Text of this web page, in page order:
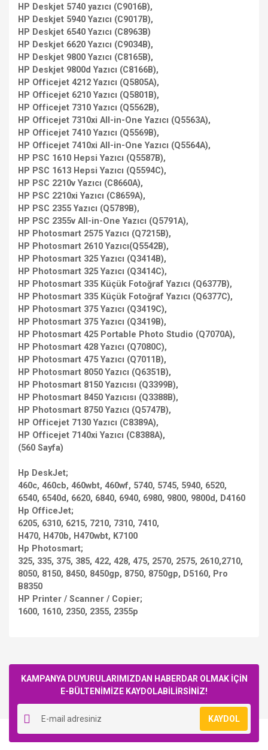
HP Deskjet 5740 yazıcı (C9016B),
HP Deskjet 5940 Yazıcı (C9017B),
HP Deskjet 6540 Yazıcı (C8963B)
HP Deskjet 6620 Yazıcı (C9034B),
HP Deskjet 9800 Yazıcı (C8165B),
HP Deskjet 9800d Yazıcı (C8166B),
HP Officejet 4212 Yazıcı (Q5805A),
HP Officejet 6210 Yazıcı (Q5801B),
HP Officejet 7310 Yazıcı (Q5562B),
HP Officejet 7310xi All-in-One Yazıcı (Q5563A),
HP Officejet 7410 Yazıcı (Q5569B),
HP Officejet 7410xi All-in-One Yazıcı (Q5564A),
HP PSC 1610 Hepsi Yazıcı (Q5587B),
HP PSC 1613 Hepsi Yazıcı (Q5594C),
HP PSC 2210v Yazıcı (C8660A),
HP PSC 2210xi Yazıcı (C8659A),
HP PSC 2355 Yazıcı (Q5789B),
HP PSC 2355v All-in-One Yazıcı (Q5791A),
HP Photosmart 2575 Yazıcı (Q7215B),
HP Photosmart 2610 Yazıcı(Q5542B),
HP Photosmart 325 Yazıcı (Q3414B),
HP Photosmart 325 Yazıcı (Q3414C),
HP Photosmart 335 Küçük Fotoğraf Yazıcı (Q6377B),
HP Photosmart 335 Küçük Fotoğraf Yazıcı (Q6377C),
HP Photosmart 375 Yazıcı (Q3419C),
HP Photosmart 375 Yazıcı (Q3419B),
HP Photosmart 425 Portable Photo Studio (Q7070A),
HP Photosmart 428 Yazıcı (Q7080C),
HP Photosmart 475 Yazıcı (Q7011B),
HP Photosmart 8050 Yazıcı (Q6351B),
HP Photosmart 8150 Yazıcısı (Q3399B),
HP Photosmart 8450 Yazıcısı (Q3388B),
HP Photosmart 8750 Yazıcı (Q5747B),
HP Officejet 7130 Yazıcı (C8389A),
HP Officejet 7140xi Yazıcı (C8388A),
(560 Sayfa)
Hp DeskJet;
460c, 460cb, 460wbt, 460wf, 5740, 5745, 5940, 6520,
6540, 6540d, 6620, 6840, 6940, 6980, 9800, 9800d, D4160
Hp OfficeJet;
6205, 6310, 6215, 7210, 7310, 7410,
H470, H470b, H470wbt, K7100
Hp Photosmart;
325, 335, 375, 385, 422, 428, 475, 2570, 2575, 2610,2710,
8050, 8150, 8450, 8450gp, 8750, 8750gp, D5160, Pro
B8350
HP Printer / Scanner / Copier;
1600, 1610, 2350, 2355, 2355p
KAMPANYA DUYURULARIMIZDAN HABERDAR OLMAK İÇİN
E-BÜLTENİMİZE KAYDOLABİLİRSİNİZ!
KAYDOL